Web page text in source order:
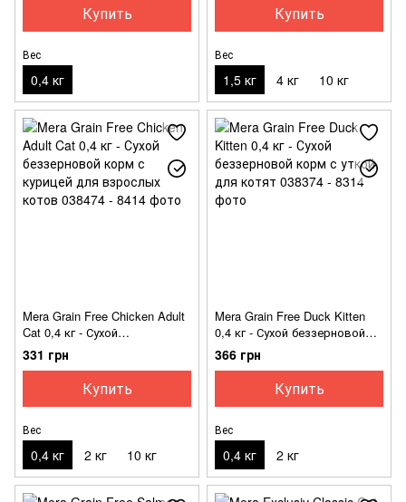
Купить
Вес
0,4 кг
Купить
Вес
1,5 кг 4 кг 10 кг
Mera Grain Free Chicken Adult
Cat 0,4 кг - Сухой
беззерновой корм с курицей
для взрослых котов
331 грн
Купить
Вес
0,4 кг 2 кг 10 кг
Mera Grain Free Duck Kitten
0,4 кг - Сухой беззерновой
корм с уткой для котят
366 грн
Купить
Вес
0,4 кг 2 кг